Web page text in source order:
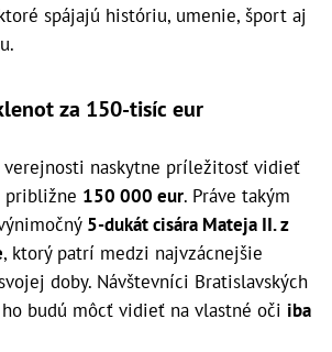
spájajú históriu, umenie, šport aj
za 150-tisíc eur
verejnosti naskytne príležitosť vidieť
približne 150 000 eur. Práve takým
5-dukát cisára Mateja II. z
, ktorý patrí medzi najvzácnejšie
doby. Návštevníci Bratislavských
budú môcť vidieť na vlastné oči iba